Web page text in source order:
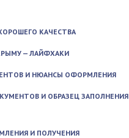
КАЧЕСТВА
— ЛАЙФХАКИ
И НЮАНСЫ ОФОРМЛЕНИЯ
И ОБРАЗЕЦ ЗАПОЛНЕНИЯ
И ПОЛУЧЕНИЯ